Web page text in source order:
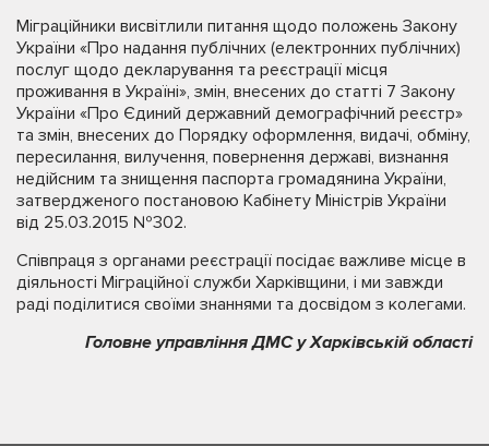
Міграційники висвітлили питання щодо положень Закону
України «Про надання публічних (електронних публічних)
послуг щодо декларування та реєстрації місця
проживання в Україні», змін, внесених до статті 7 Закону
України «Про Єдиний державний демографічний реєстр»
та змін, внесених до Порядку оформлення, видачі, обміну,
пересилання, вилучення, повернення державі, визнання
недійсним та знищення паспорта громадянина України,
затвердженого постановою Кабінету Міністрів України
від 25.03.2015 №302.
Співпраця з органами реєстрації посідає важливе місце в
діяльності Міграційної служби Харківщини, і ми завжди
раді поділитися своїми знаннями та досвідом з колегами.
Головне управління ДМС у Харківській області